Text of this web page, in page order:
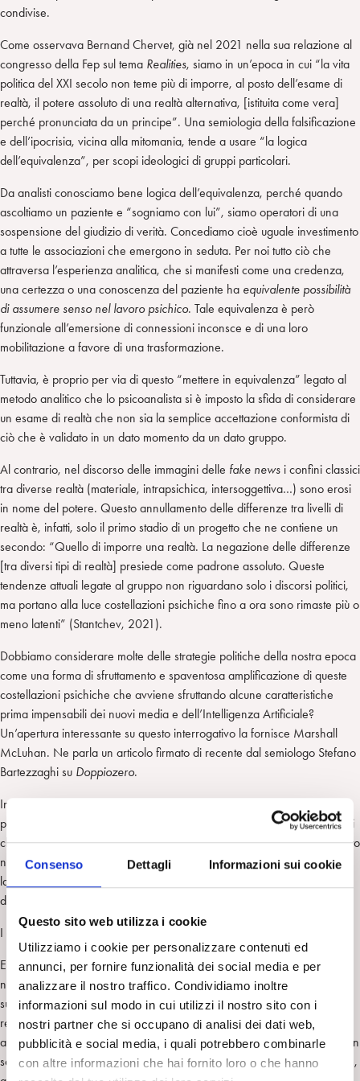
Consenso Dettagli Informazioni sui cookie
Questo sito web utilizza i cookie
Utilizziamo i cookie per personalizzare contenuti ed
annunci, per fornire funzionalità dei social media e per
analizzare il nostro traffico. Condividiamo inoltre
informazioni sul modo in cui utilizzi il nostro sito con i
nostri partner che si occupano di analisi dei dati web,
pubblicità e social media, i quali potrebbero combinarle
con altre informazioni che hai fornito loro o che hanno
condivise.
Come osservava Bernand Chervet, già nel 2021 nella sua relazione al
congresso della Fep sul tema Realities, siamo in un’epoca in cui “la vita
politica del XXI secolo non teme più di imporre, al posto dell’esame di
realtà, il potere assoluto di una realtà alternativa, [istituita come vera]
perché pronunciata da un principe”. Una semiologia della falsificazione
e dell’ipocrisia, vicina alla mitomania, tende a usare “la logica
dell’equivalenza”, per scopi ideologici di gruppi particolari.
Da analisti conosciamo bene logica dell’equivalenza, perché quando
ascoltiamo un paziente e “sogniamo con lui”, siamo operatori di una
sospensione del giudizio di verità. Concediamo cioè uguale investimento
a tutte le associazioni che emergono in seduta. Per noi tutto ciò che
attraversa l’esperienza analitica, che si manifesti come una credenza,
una certezza o una conoscenza del paziente ha equivalente possibilità
di assumere senso nel lavoro psichico. Tale equivalenza è però
funzionale all’emersione di connessioni inconsce e di una loro
mobilitazione a favore di una trasformazione.
Tuttavia, è proprio per via di questo “mettere in equivalenza” legato al
metodo analitico che lo psicoanalista si è imposto la sfida di considerare
un esame di realtà che non sia la semplice accettazione conformista di
ciò che è validato in un dato momento da un dato gruppo.
Al contrario, nel discorso delle immagini delle fake news i confini classici
tra diverse realtà (materiale, intrapsichica, intersoggettiva…) sono erosi
in nome del potere. Questo annullamento delle differenze tra livelli di
realtà è, infatti, solo il primo stadio di un progetto che ne contiene un
secondo: “Quello di imporre una realtà. La negazione delle differenze
[tra diversi tipi di realtà] presiede come padrone assoluto. Queste
tendenze attuali legate al gruppo non riguardano solo i discorsi politici,
ma portano alla luce costellazioni psichiche fino a ora sono rimaste più o
meno latenti” (Stantchev, 2021).
Dobbiamo considerare molte delle strategie politiche della nostra epoca
come una forma di sfruttamento e spaventosa amplificazione di queste
costellazioni psichiche che avviene sfruttando alcune caratteristiche
prima impensabili dei nuovi media e dell’Intelligenza Artificiale?
Un’apertura interessante su questo interrogativo la fornisce Marshall
McLuhan. Ne parla un articolo firmato di recente dal semiologo Stefano
Bartezzaghi su Doppiozero.
In
porci di fronte ai cambiamenti piccoli e grandi. Individua quattro principi
che operano quando l’ingegno umano introduce un qualunque elemento
nuovo, che sia una teoria, un oggetto culturale o materiale, la
lavorazione neolitica dell’ossidiana, l’esplorazione di Marte, i ritrovati
delle telecomunicazioni le dottrine scientifiche
I quattro principi si traducono in domande.
Eccole: di qualsiasi sorta essa sia, la novità non si limita (come
normalmente si crede) ad accrescere una facoltà umana (1) e a
superare una condizione precedente (2): essa consente anche il
recupero di qualcosa che era caduto nell’oblio (3) e, quando è portata
all’estremo, produce un proprio ribaltamento (4). McLuhan suggerisce in
sostanza di pensare alle innovazioni chiedendosi: quale Amplificazione,